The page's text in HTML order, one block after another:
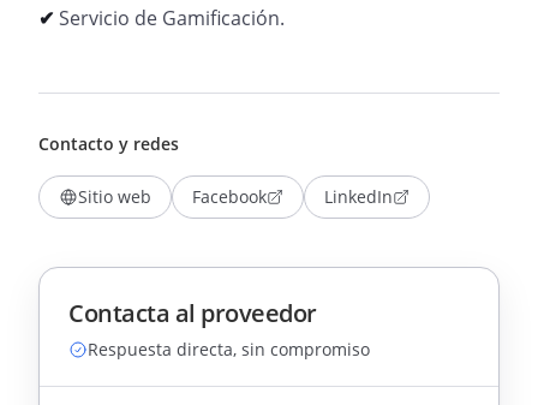
✔ Servicio de Gamificación.
Contacto y redes
Sitio web Facebook LinkedIn
Contacta al proveedor
Respuesta directa, sin compromiso